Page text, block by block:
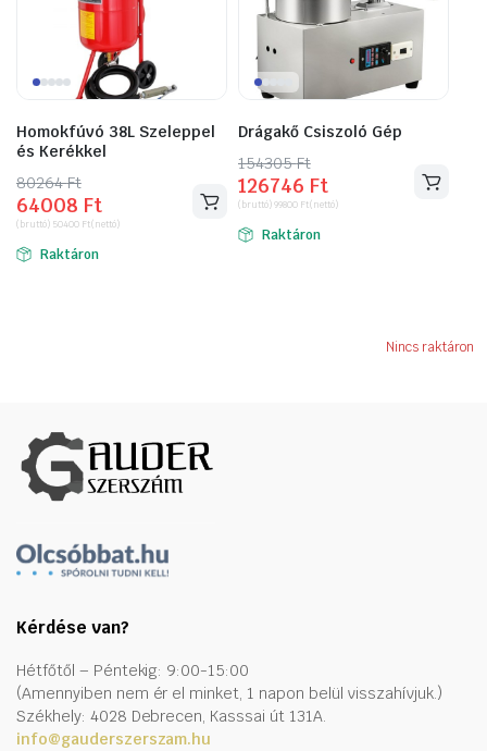
Homokfúvó 38L Szeleppel
és Kerékkel
80264Ft
Original
price
was:
80264 Ft.
64008 Ft
Current
price
is:
64008 Ft.
(bruttó) 50400 Ft(nettó)
Raktáron
Drágakő Csiszoló Gép
154305Ft
Original
price
was:
154305 Ft.
126746 Ft
Current
price
is:
126746 Ft.
(bruttó)99800 Ft(nettó)
Raktáron
Nincs raktáron
Kérdése van?
Hétfőtől – Péntekig: 9:00-15:00
(Amennyiben nem ér el minket, 1 napon belül visszahívjuk.)
Székhely: 4028 Debrecen, Kasssai út 131A.
info@gauderszerszam.hu